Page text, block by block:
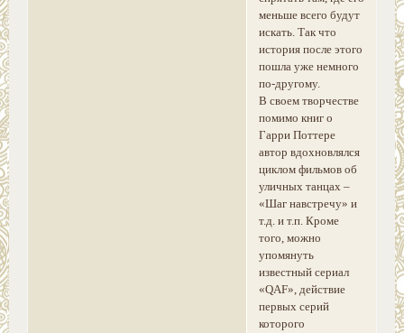
меньше всего будут
искать. Так что
история после этого
пошла уже немного
по-другому.
В своем творчестве
помимо книг о
Гарри Поттере
автор вдохновлялся
циклом фильмов об
уличных танцах –
«Шаг навстречу» и
т.д. и т.п. Кроме
того, можно
упомянуть
известный сериал
«QAF», действие
первых серий
которого